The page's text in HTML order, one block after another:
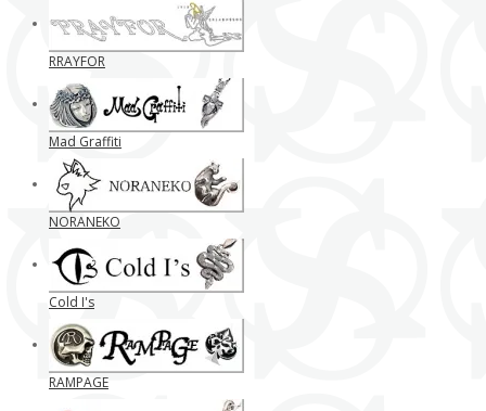
RRAYFOR
Mad Graffiti
NORANEKO
Cold I's
RAMPAGE